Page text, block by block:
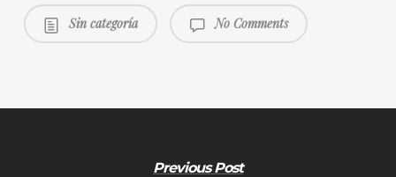
Sin categoría No Comments
Previous Post